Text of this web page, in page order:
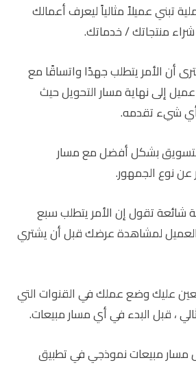
تبني عميلاً مثالياً ليعرف أعمالك
منتجاتك / خدماتك.
أن الأمر يتطلب جهدًا واتساقًا مع
إلى نهاية مسار التحويل حيث
شيء تقدمه.
بشكل أفضل مع مسار
عن نوع الجمهور.
تقول إن الأمر يتطلب سبع
لمشاهدة عرضك قبل أن يشتري
عليك وضع عملك في القنوات التي
، قبل البدء في أي مسار مبيعات.
مسار مبيعات نموذجي في تطبيق